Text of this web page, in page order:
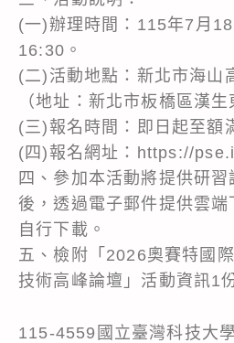
(一)辦理時間：115年7月
16:30。
(二)活動地點：新北市海山
（地址：新北市板橋區漢
(三)報名時間：即日起至額
(四)報名網址：https://
四、參加本活動將提供研
後，透過電子郵件提供雲
自行下載。
五、檢附「2026奧賽特國
技術高峰論壇」活動資訊1
115-4559國立臺灣科技大